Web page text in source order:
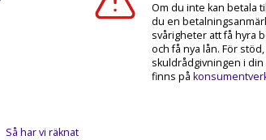
Så har vi räknat
Om du inte kan betala
du en
svårigheter att få hyra
och få nya lån. För
skuldrådgivningen i
finns på